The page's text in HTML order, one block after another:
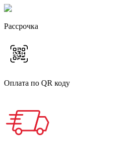
Рассрочка
Оплата по QR коду